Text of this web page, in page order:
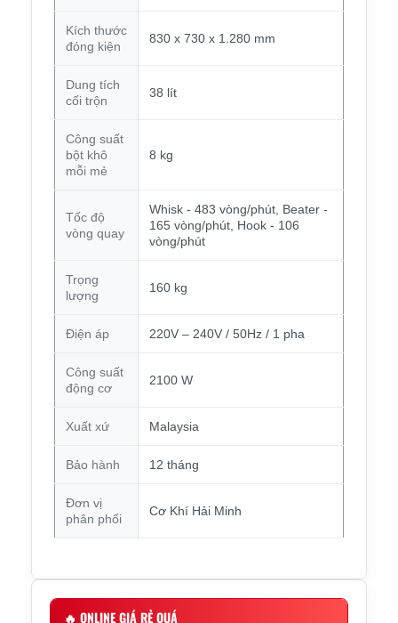
Kích thước
đóng kiện
830 x 730 x 1.280 mm
Dung tích
cối trộn
38 lít
Công suất
bột khô
mỗi mẻ
8 kg
Tốc độ
vòng quay
Whisk - 483 vòng/phút, Beater -
165 vòng/phút, Hook - 106
vòng/phút
Trọng
lượng
160 kg
Điện áp 220V – 240V / 50Hz / 1 pha
Công suất
động cơ
2100 W
Xuất xứ Malaysia
Bảo hành 12 tháng
Đơn vị
phân phối
Cơ Khí Hải Minh
🔥 ONLINE GIÁ RẺ QUÁ